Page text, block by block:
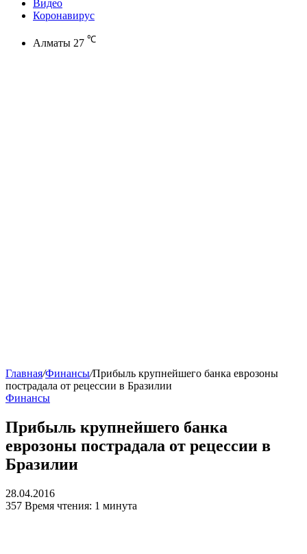
Видео
Коронавирус
Алматы 27 ℃
Главная/Финансы/Прибыль крупнейшего банка еврозоны
пострадала от рецессии в Бразилии
Финансы
Прибыль крупнейшего банка
еврозоны пострадала от рецессии в
Бразилии
28.04.2016
357 Время чтения: 1 минута